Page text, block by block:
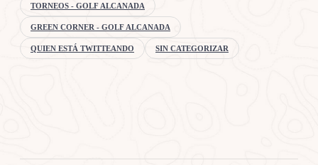
TORNEOS - GOLF ALCANADA
GREEN CORNER - GOLF ALCANADA
QUIEN ESTÁ TWITTEANDO SIN CATEGORIZAR